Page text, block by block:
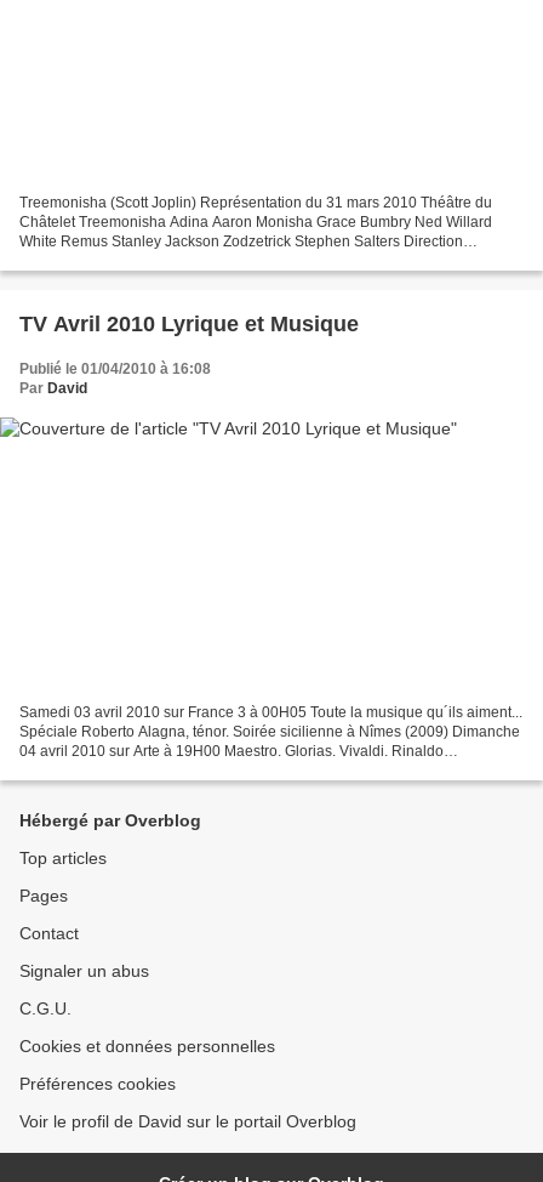
Treemonisha (Scott Joplin) Représentation du 31 mars 2010 Théâtre du
Châtelet Treemonisha Adina Aaron Monisha Grace Bumbry Ned Willard
White Remus Stanley Jackson Zodzetrick Stephen Salters Direction
TV Avril 2010 Lyrique et Musique
Publié le 01/04/2010 à 16:08
Par David
Samedi 03 avril 2010 sur France 3 à 00H05 Toute la musique qu´ils aiment...
Spéciale Roberto Alagna, ténor. Soirée sicilienne à Nîmes (2009) Dimanche
04 avril 2010 sur Arte à 19H00 Maestro. Glorias. Vivaldi. Rinaldo
Hébergé par Overblog
Top articles
Pages
Contact
Signaler un abus
C.G.U.
Cookies et données personnelles
Préférences cookies
Voir le profil de David sur le portail Overblog